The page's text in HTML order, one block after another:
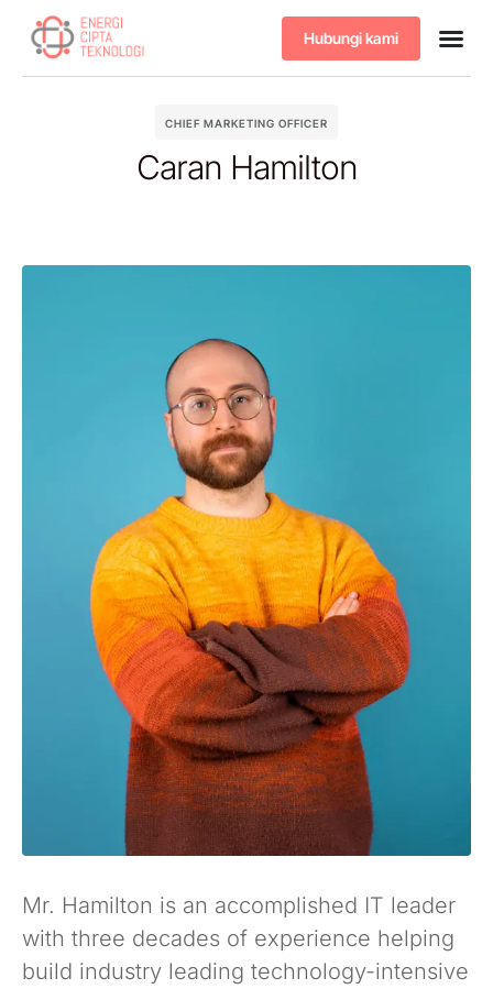
Hubungi kami
CHIEF MARKETING OFFICER
Caran Hamilton
Mr. Hamilton is an accomplished IT leader
with three decades of experience helping
build industry leading technology-intensive